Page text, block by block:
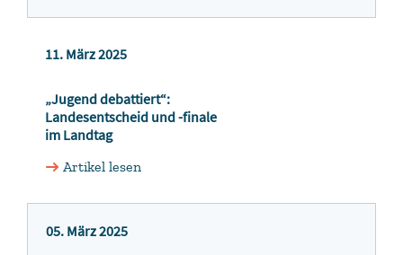
11. März 2025
„Jugend debattiert“:
Landesentscheid und -finale
im Landtag
Artikel lesen
05. März 2025